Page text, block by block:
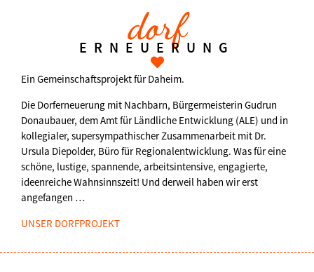
dorf
ERNEUERUNG
Ein Gemeinschaftsprojekt für Daheim.
Die Dorferneuerung mit Nachbarn, Bürgermeisterin Gudrun
Donaubauer, dem Amt für Ländliche Entwicklung (ALE) und in
kollegialer, supersympathischer Zusammenarbeit mit Dr.
Ursula Diepolder, Büro für Regionalentwicklung. Was für eine
schöne, lustige, spannende, arbeitsintensive, engagierte,
ideenreiche Wahnsinnszeit! Und derweil haben wir erst
angefangen …
UNSER DORFPROJEKT